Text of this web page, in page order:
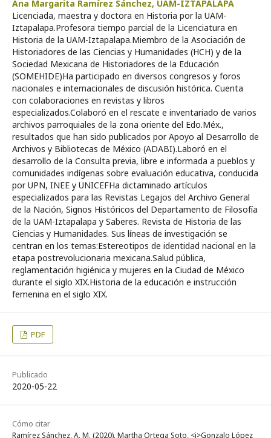
Ana Margarita Ramírez Sánchez, UAM-IZTAPALAPA
Licenciada, maestra y doctora en Historia por la UAM-
Iztapalapa.Profesora tiempo parcial de la Licenciatura en
Historia de la UAM-Iztapalapa.Miembro de la Asociación de
Historiadores de las Ciencias y Humanidades (HCH) y de la
Sociedad Mexicana de Historiadores de la Educación
(SOMEHIDE)Ha participado en diversos congresos y foros
nacionales e internacionales de discusión histórica. Cuenta
con colaboraciones en revistas y libros
especializados.Colaboró en el rescate e inventariado de varios
archivos parroquiales de la zona oriente del Edo.Méx.,
resultados que han sido publicados por Apoyo al Desarrollo de
Archivos y Bibliotecas de México (ADABI).Laboró en el
desarrollo de la Consulta previa, libre e informada a pueblos y
comunidades indígenas sobre evaluación educativa, conducida
por UPN, INEE y UNICEFHa dictaminado artículos
especializados para las Revistas Legajos del Archivo General
de la Nación, Signos Históricos del Departamento de Filosofía
de la UAM-Iztapalapa y Saberes. Revista de Historia de las
Ciencias y Humanidades. Sus líneas de investigación se
centran en los temas:Estereotipos de identidad nacional en la
etapa postrevolucionaria mexicana.Salud pública,
reglamentación higiénica y mujeres en la Ciudad de México
durante el siglo XIX.Historia de la educación e instrucción
femenina en el siglo XIX.
PDF
Publicado
2020-05-22
Cómo citar
Ramírez Sánchez, A. M. (2020). Martha Ortega Soto, <i>Gonzalo López